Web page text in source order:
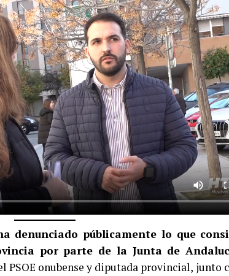
denunciado públicamente lo que
por parte de la Junta de
onubense y diputada provincial, junto